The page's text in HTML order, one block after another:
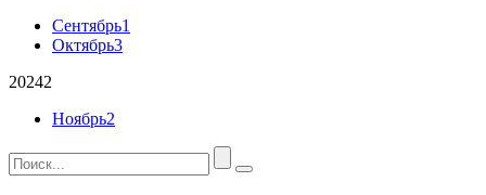
Сентябрь1
Октябрь3
20242
Ноябрь2